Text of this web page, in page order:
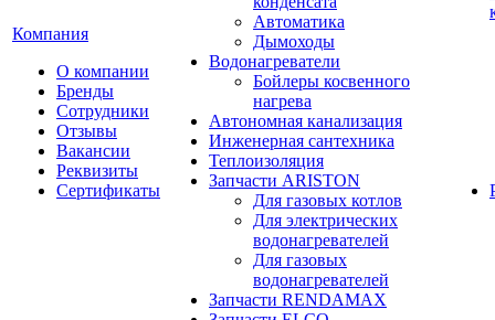
Компания
О компании
Бренды
Сотрудники
Отзывы
Вакансии
Реквизиты
Сертификаты
Автоматика
Дымоходы
Водонагреватели
Бойлеры косвенного
нагрева
Автономная канализация
Инженерная сантехника
Теплоизоляция
Запчасти ARISTON
Для газовых котлов
Для электрических
водонагревателей
Для газовых
водонагревателей
Запчасти RENDAMAX